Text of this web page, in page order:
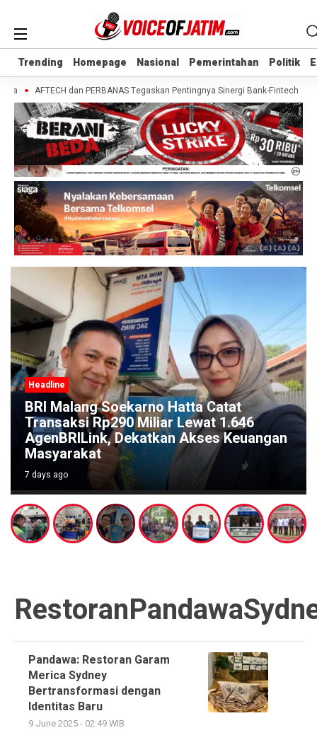
Trending Homepage Nasional Pemerintahan Politik
Trending Homepage Nasional Pemerintahan Politik
AFTECH dan PERBANAS Tegaskan Pentingnya Sinergi Bank-Fintech
Headline
Festival Kali Brantas #5 Gaungkan
Pelestarian Sungai Lewat Ritual Budaya
di Titik Nol Sumber Brantas
7 days ago
Pandawa: Restoran Garam
Merica Sydney
Bertransformasi dengan
Identitas Baru
9 June 2025 - 02:49 WIB